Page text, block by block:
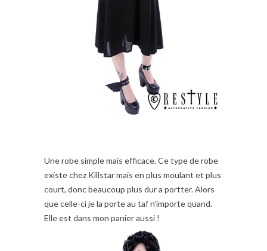
Une robe simple mais efficace. Ce type de robe
existe chez Killstar mais en plus moulant et plus
court, donc beaucoup plus dur a portter. Alors
que celle-ci je la porte au taf n’importe quand.
Elle est dans mon panier aussi !